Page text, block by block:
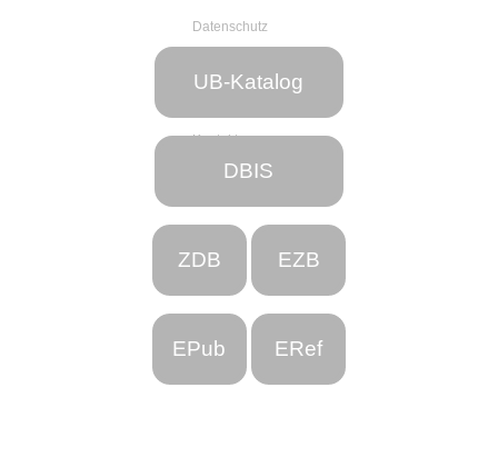
Datenschutz
Web-Team
der UB
Kontakt
UB-Katalog
DBIS
ZDB EZB
EPub ERef